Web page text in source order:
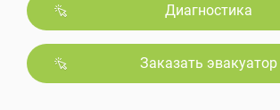
Диагностика
Заказать эвакуатор